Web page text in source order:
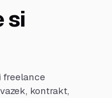
si
freelance
kontrakt,